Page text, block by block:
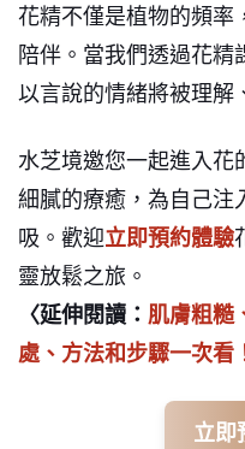
花精不僅是植物的頻率
陪伴。當我們透過花
以言說的情緒將被理解
水芝境邀您一起進入花
細膩的療癒，為自己注
吸。歡迎立即預約體驗
靈放鬆之旅。
〈延伸閱讀： 肌膚粗糙
處、方法和步驟一次看
立即